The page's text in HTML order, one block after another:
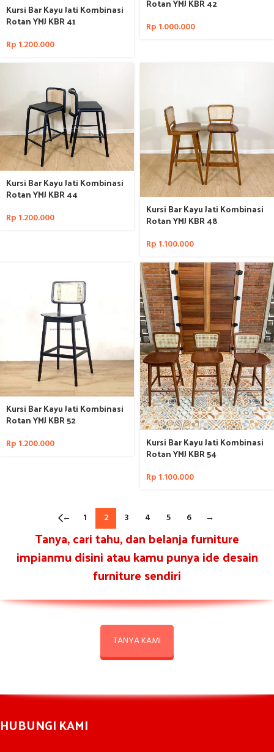
Kursi Bar Kayu Jati Kombinasi
Rotan YMJ KBR 41
Rp 1.200.000
Rotan YMJ KBR 42
Rp 1.000.000
Kursi Bar Kayu Jati Kombinasi
Rotan YMJ KBR 44
Rp 1.200.000
Kursi Bar Kayu Jati Kombinasi
Rotan YMJ KBR 48
Rp 1.100.000
Kursi Bar Kayu Jati Kombinasi
Rotan YMJ KBR 52
Rp 1.200.000 Kursi Bar Kayu Jati Kombinasi
Rotan YMJ KBR 54
Rp 1.100.000
← 1 2 3 4 5 6 →
Tanya, cari tahu, dan belanja furniture
impianmu disini atau kamu punya ide desain
furniture sendiri
TANYA KAMI
HUBUNGI KAMI